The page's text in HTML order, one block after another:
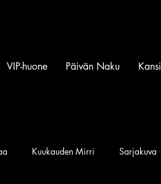
VIP-huone Päivän Naku Kansi
Kuukauden Mirri Sarjakuva